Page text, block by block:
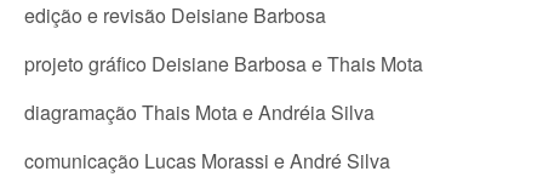
edição e revisão Deisiane Barbosa
projeto gráfico Deisiane Barbosa e Thais Mota
diagramação Thais Mota e Andréia Silva
comunicação Lucas Morassi e André Silva